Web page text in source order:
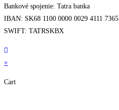
Bankové spojenie: Tatra banka
IBAN: SK68 1100 0000 0029 4111 7365
SWIFT: TATRSKBX
×
Cart